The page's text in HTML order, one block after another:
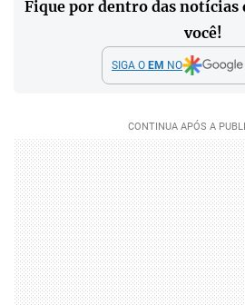
Fique por dentro das notícias
você!
SIGA O EM NO